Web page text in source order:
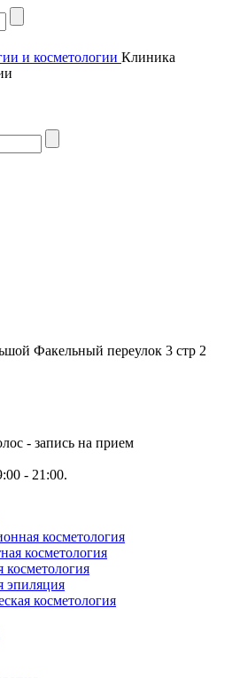
Клиника
Факельный переулок 3 стр 2
- 21:00.
косметология
косметология
косметология
эпиляция
косметология